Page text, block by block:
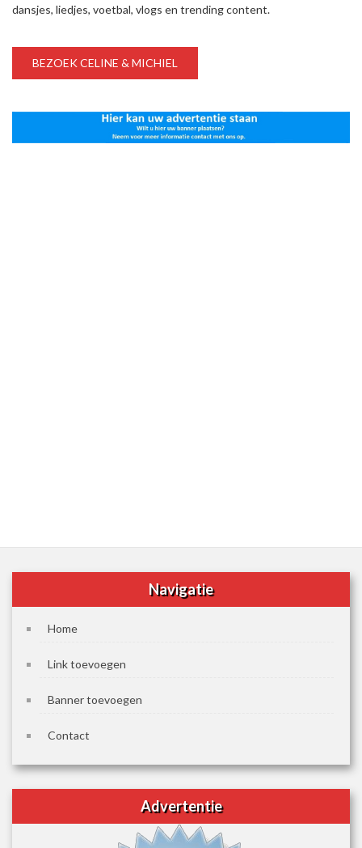
dansjes, liedjes, voetbal, vlogs en trending content.
BEZOEK CELINE & MICHIEL
Navigatie
Home
Link toevoegen
Banner toevoegen
Contact
Advertentie